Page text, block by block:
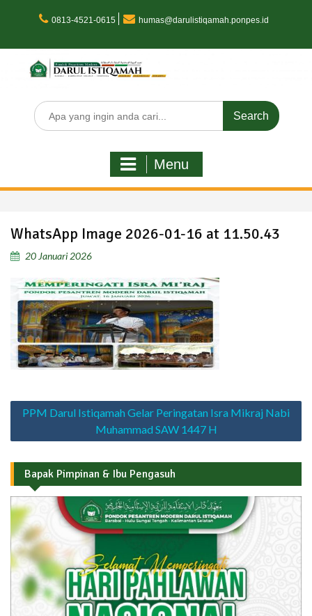
0813-4521-0615 humas@darulistiqamah.ponpes.id
Search
for:
Menu
WhatsApp Image 2026-01-16 at 11.50.43
20 Januari 2026
Navigasi
PPM Darul Istiqamah Gelar Peringatan Isra Mikraj Nabi
Muhammad SAW 1447 H
Bapak Pimpinan & Ibu Pengasuh